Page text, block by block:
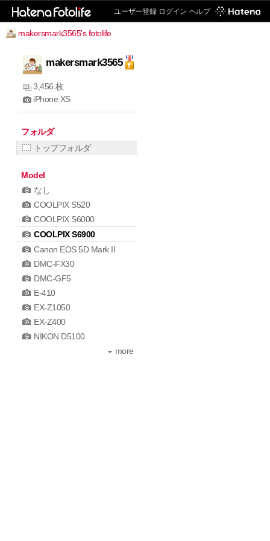
ユーザー登録 ログイン ヘルプ
makersmark3565's fotolife
makersmark3565
3,456 枚
iPhone XS
フォルダ
トップフォルダ
Model
なし
COOLPIX S520
COOLPIX S6000
COOLPIX S6900
Canon EOS 5D Mark II
DMC-FX30
DMC-GF5
E-410
EX-Z1050
EX-Z400
NIKON D5100
more